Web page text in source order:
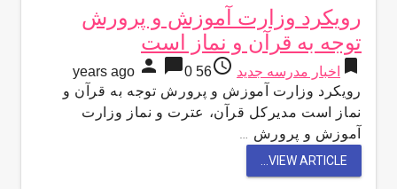
رویکرد وزارت آموزش و پرورش
توجه به قرآن و نماز است
bookmark اخبار مدرسه جدید access_time
56 years ago
person chat_bubble0
رویکرد وزارت آموزش و پرورش توجه به قرآن و
نماز است مدیرکل قرآن، عترت و نماز وزارت
آموزش و پرورش …
VIEW ARTICLE...